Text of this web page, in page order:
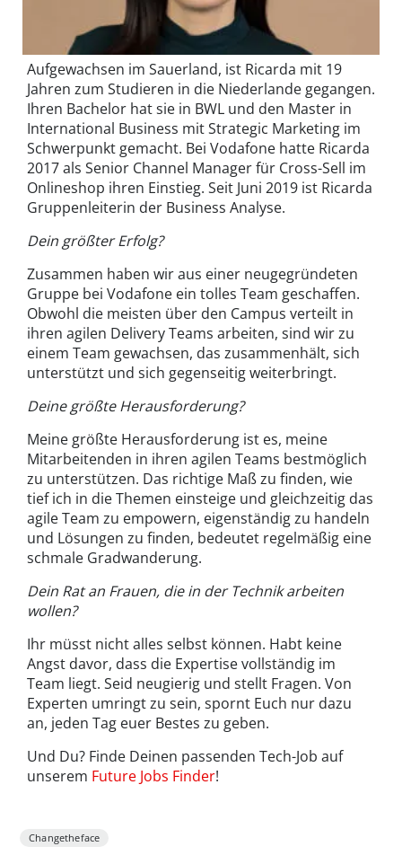
Aufgewachsen im Sauerland, ist Ricarda mit 19
Jahren zum Studieren in die Niederlande gegangen.
Ihren Bachelor hat sie in BWL und den Master in
International Business mit Strategic Marketing im
Schwerpunkt gemacht. Bei Vodafone hatte Ricarda
2017 als Senior Channel Manager für Cross-Sell im
Onlineshop ihren Einstieg. Seit Juni 2019 ist Ricarda
Gruppenleiterin der Business Analyse.
Dein größter Erfolg?
Zusammen haben wir aus einer neugegründeten
Gruppe bei Vodafone ein tolles Team geschaffen.
Obwohl die meisten über den Campus verteilt in
ihren agilen Delivery Teams arbeiten, sind wir zu
einem Team gewachsen, das zusammenhält, sich
unterstützt und sich gegenseitig weiterbringt.
Deine größte Herausforderung?
Meine größte Herausforderung ist es, meine
Mitarbeitenden in ihren agilen Teams bestmöglich
zu unterstützen. Das richtige Maß zu finden, wie
tief ich in die Themen einsteige und gleichzeitig das
agile Team zu empowern, eigenständig zu handeln
und Lösungen zu finden, bedeutet regelmäßig eine
schmale Gradwanderung.
Dein Rat an Frauen, die in der Technik arbeiten
wollen?
Ihr müsst nicht alles selbst können. Habt keine
Angst davor, dass die Expertise vollständig im
Team liegt. Seid neugierig und stellt Fragen. Von
Experten umringt zu sein, spornt Euch nur dazu
an, jeden Tag euer Bestes zu geben.
Und Du? Finde Deinen passenden Tech-Job auf
unserem Future Jobs Finder!
Changetheface